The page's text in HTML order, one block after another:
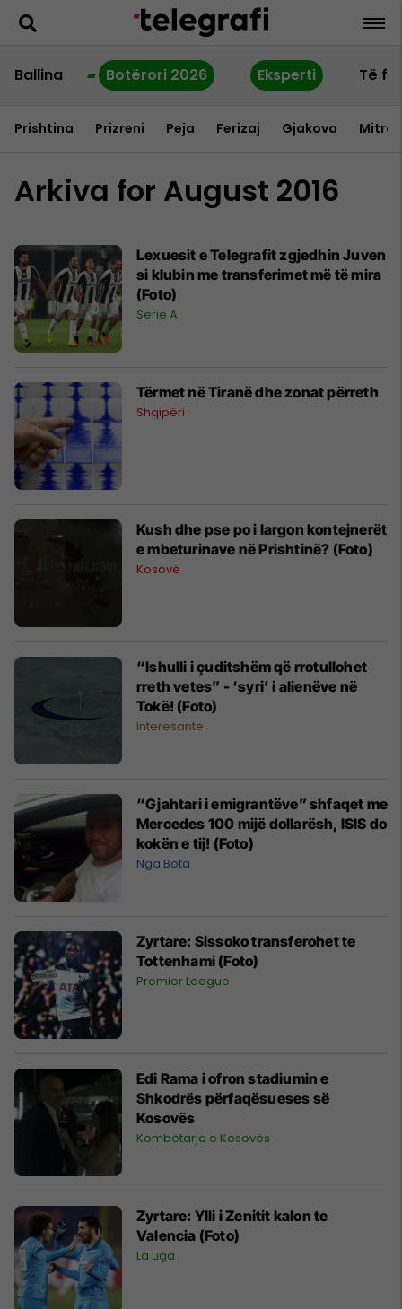
Ballina Botërori 2026 Eksperti Të
Prishtina Prizreni Peja Ferizaj Gjakova
Arkiva for August 2016
Lexuesit e Telegrafit zgjedhin Juven
si klubin me transferimet më të mira
(Foto)
Serie A
Tërmet në Tiranë dhe zonat përreth
Shqipëri
Kush dhe pse po i largon kontejnerët
e mbeturinave në Prishtinë? (Foto)
Kosovë
“Ishulli i çuditshëm që rrotullohet
rreth vetes” - ‘syri’ i alienëve në
Tokë! (Foto)
Interesante
“Gjahtari i emigrantëve” shfaqet me
Mercedes 100 mijë dollarësh, ISIS do
kokën e tij! (Foto)
Nga Bota
Zyrtare: Sissoko transferohet te
Tottenhami (Foto)
Premier League
Edi Rama i ofron stadiumin e
Shkodrës përfaqësueses së
Kosovës
Kombëtarja e Kosovës
Zyrtare: Ylli i Zenitit kalon te
Valencia (Foto)
La Liga